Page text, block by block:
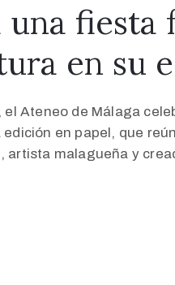
una
en su
el Ateneo de Málaga
en papel, que
artista malagueña y